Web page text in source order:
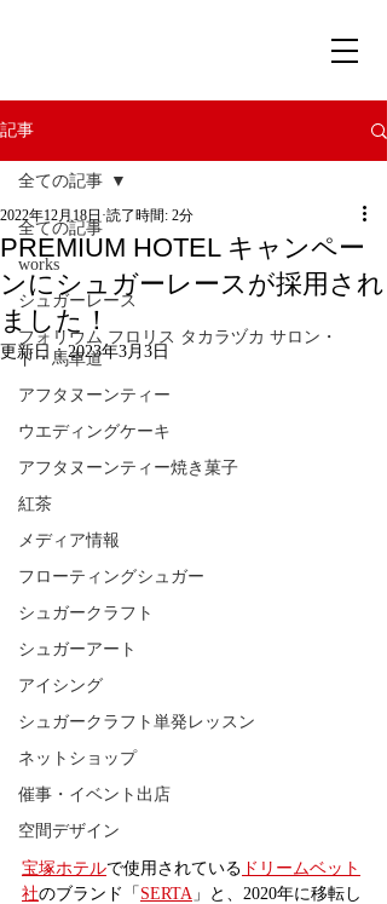
記事
全ての記事
works
シュガーレース
フォリウム フロリス タカラヅカ サロン・
ド・馬車道
アフタヌーンティー
ウエディングケーキ
アフタヌーンティー焼き菓子
紅茶
メディア情報
フローティングシュガー
シュガークラフト
シュガーアート
アイシング
シュガークラフト単発レッスン
ネットショップ
催事・イベント出店
空間デザイン
全ての記事
PREMIUM HOTEL キャンペー
ンにシュガーレースが採用され
ました！
2022年12月18日 読了時間: 2分
更新日：2023年3月3日
宝塚ホテルで使用されている ドリームベット
社のブランド「 SERTA 」と、2020年に移転し